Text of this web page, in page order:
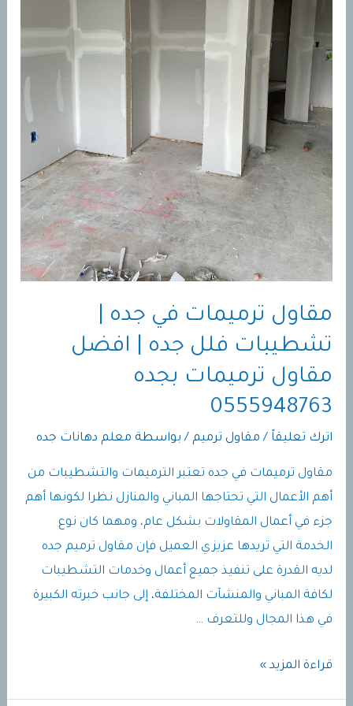
مقاول ترميمات في جده |
تشطيبات فلل جده | افضل
مقاول ترميمات بجده
0555948763
اترك تعليقاً / مقاول ترميم / بواسطة معلم دهانات جده
مقاول ترميمات في جده تعتبر الترميمات والتشطيبات من
أهم الأعمال التي تحتاجها المباني والمنازل نظرا لكونها أهم
جزء في أعمال المقاولات بشكل عام، ومهما كان نوع
الخدمة التي تريدها عزيزي العميل فإن مقاول ترميم جده
لديه القدرة على تنفيذ جميع أعمال وخدمات التشطيبات
لكافة المباني والمنشآت المختلفة، إلى جانب خبرته الكبيرة
في هذا المجال وللتعرف …
مقاول
قراءة المزيد »